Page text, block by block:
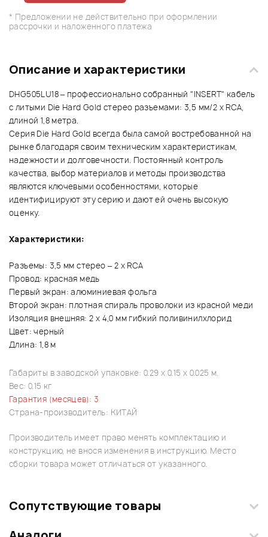
* Предложении не действительно при оформлении
рассрочки и наложенного платежа
Описание и характеристики
DHG505LU18 – профессионально собранный "INSERT" кабель
с литыми Die Hard Gold стерео разъемами: 3,5 мм/2 х RCA,
длиной 1,8 метра.
Серия Die Hard Gold всегда была самой востребованной на
рынке благодаря своим техническим характеристикам,
надежности и долговечности. Постоянный контроль
качества, выбор материалов и методы производства
являются ключевыми особенностями, которые
идентифицируют эту серию и дают ей очень высокую
оценку.
Характеристики:
Разъемы: 3,5 мм стерео – 2 х RCA
Провод: красная медь
Первый экран: алюминиевая фольга
Второй экран: плотная спираль проволоки из красной меди
Изоляция внешняя: 2 х 4,0 мм гибкий поливинилхлорид
Цвет: черный
Длина: 1,8 м
Габариты в заводской упаковке: 0.29 x 0.15 x 0.025 м.
Вес: 0.15 кг
Гарантия (месяцев): 3
Страна-производитель: КИТАЙ
Производитель имеет право менять комплектацию и
конструкцию, не внося изменения в инструкцию. Место
сборки товара может отличаться от указанного.
Сопутствующие товары